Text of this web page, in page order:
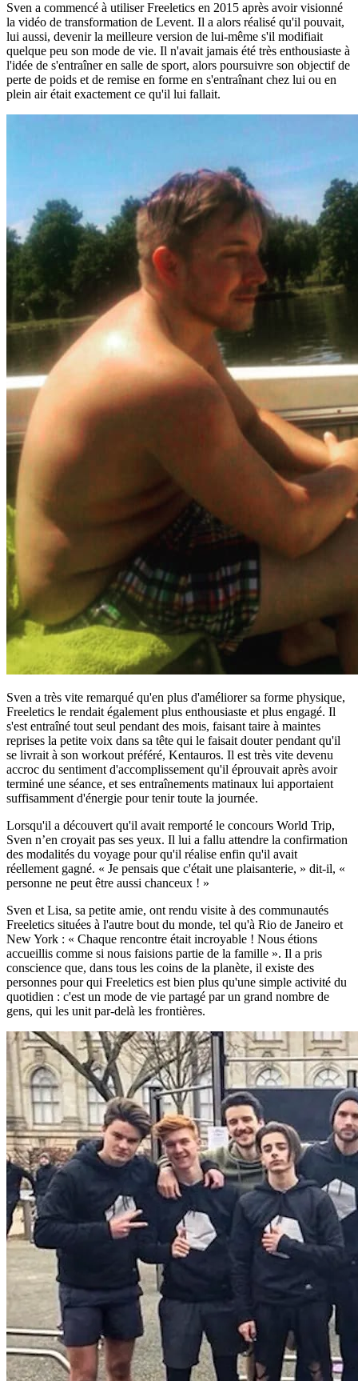
Sven a commencé à utiliser Freeletics en 2015 après avoir visionné
la vidéo de transformation de Levent. Il a alors réalisé qu'il pouvait,
lui aussi, devenir la meilleure version de lui-même s'il modifiait
quelque peu son mode de vie. Il n'avait jamais été très enthousiaste à
l'idée de s'entraîner en salle de sport, alors poursuivre son objectif de
perte de poids et de remise en forme en s'entraînant chez lui ou en
plein air était exactement ce qu'il lui fallait.
Sven a très vite remarqué qu'en plus d'améliorer sa forme physique,
Freeletics le rendait également plus enthousiaste et plus engagé. Il
s'est entraîné tout seul pendant des mois, faisant taire à maintes
reprises la petite voix dans sa tête qui le faisait douter pendant qu'il
se livrait à son workout préféré, Kentauros. Il est très vite devenu
accroc du sentiment d'accomplissement qu'il éprouvait après avoir
terminé une séance, et ses entraînements matinaux lui apportaient
suffisamment d'énergie pour tenir toute la journée.
Lorsqu'il a découvert qu'il avait remporté le concours World Trip,
Sven n’en croyait pas ses yeux. Il lui a fallu attendre la confirmation
des modalités du voyage pour qu'il réalise enfin qu'il avait
réellement gagné. « Je pensais que c'était une plaisanterie, » dit-il, «
personne ne peut être aussi chanceux ! »
Sven et Lisa, sa petite amie, ont rendu visite à des communautés
Freeletics situées à l'autre bout du monde, tel qu'à Rio de Janeiro et
New York : « Chaque rencontre était incroyable ! Nous étions
accueillis comme si nous faisions partie de la famille ». Il a pris
conscience que, dans tous les coins de la planète, il existe des
personnes pour qui Freeletics est bien plus qu'une simple activité du
quotidien : c'est un mode de vie partagé par un grand nombre de
gens, qui les unit par-delà les frontières.